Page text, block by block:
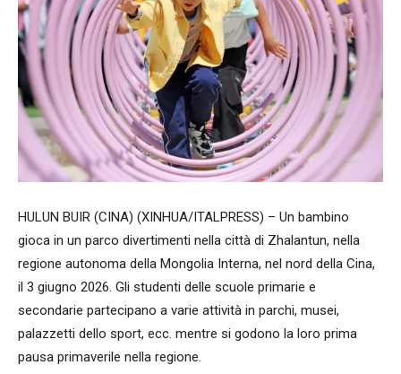
HULUN BUIR (CINA) (XINHUA/ITALPRESS) – Un bambino
gioca in un parco divertimenti nella città di Zhalantun, nella
regione autonoma della Mongolia Interna, nel nord della Cina,
il 3 giugno 2026. Gli studenti delle scuole primarie e
secondarie partecipano a varie attività in parchi, musei,
palazzetti dello sport, ecc. mentre si godono la loro prima
pausa primaverile nella regione.